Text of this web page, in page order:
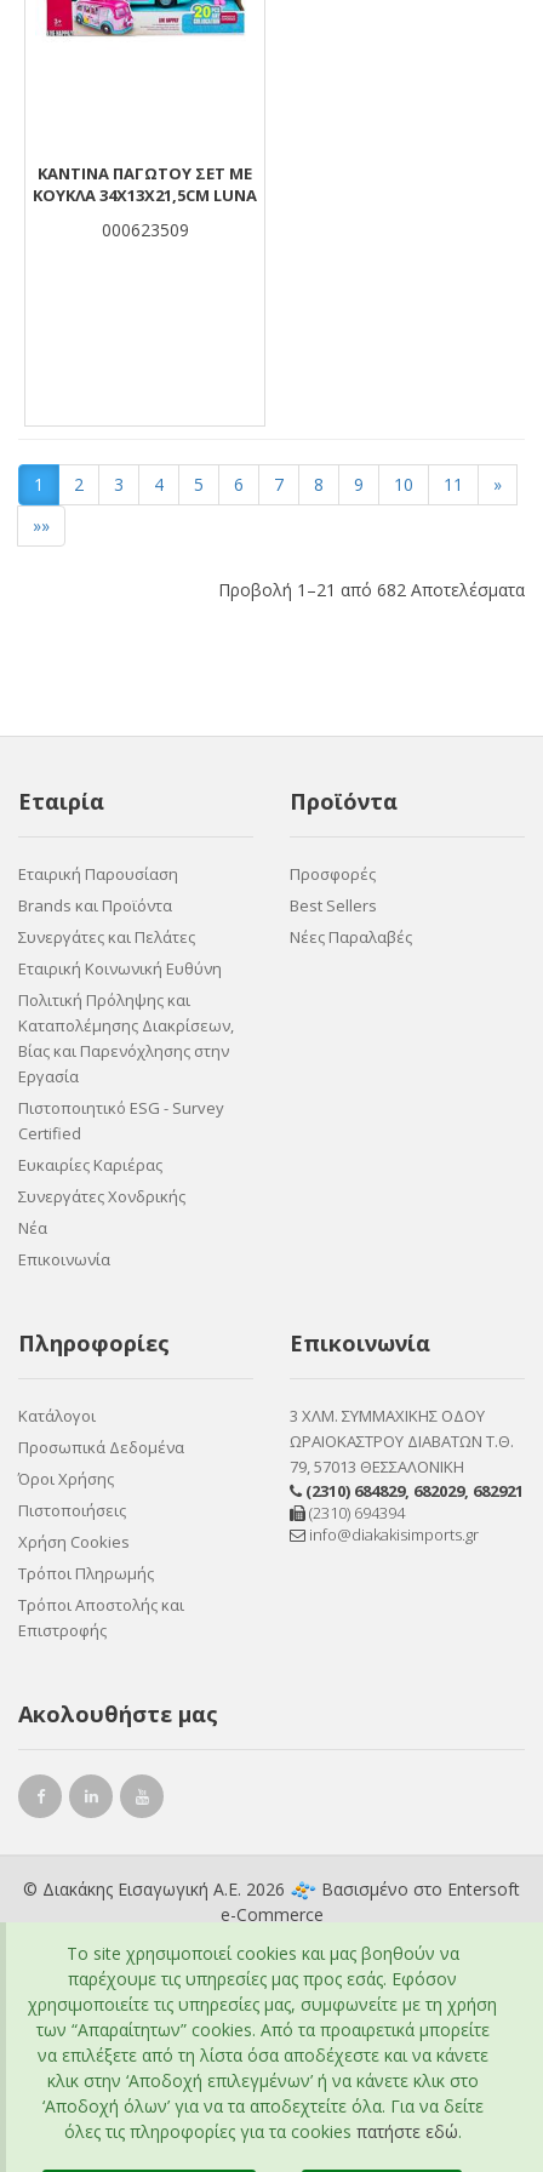
ΚΑΝΤΙΝΑ ΠΑΓΩΤΟΥ ΣΕΤ ΜΕ
ΚΟΥΚΛΑ 34Χ13Χ21,5CM LUNA
000623509
1 2 3 4 5 6 7 8 9 10 11
»
»»
Προβολή 1–21 από 682 Αποτελέσματα
Εταιρία
Εταιρική Παρουσίαση
Brands και Προϊόντα
Συνεργάτες και Πελάτες
Εταιρική Κοινωνική Ευθύνη
Πολιτική Πρόληψης και
Καταπολέμησης Διακρίσεων,
Βίας και Παρενόχλησης στην
Εργασία
Πιστοποιητικό ESG - Survey
Certified
Ευκαιρίες Καριέρας
Συνεργάτες Χονδρικής
Νέα
Επικοινωνία
Προϊόντα
Προσφορές
Best Sellers
Νέες Παραλαβές
Πληροφορίες
Κατάλογοι
Προσωπικά Δεδομένα
Όροι Χρήσης
Πιστοποιήσεις
Χρήση Cookies
Τρόποι Πληρωμής
Τρόποι Αποστολής και
Επιστροφής
Επικοινωνία
3 ΧΛΜ. ΣΥΜΜΑΧΙΚΗΣ ΟΔΟΥ
ΩΡΑΙΟΚΑΣΤΡΟΥ ΔΙΑΒΑΤΩΝ Τ.Θ.
79, 57013 ΘΕΣΣΑΛΟΝΙΚΗ
(2310) 684829, 682029, 682921
(2310) 694394
info@diakakisimports.gr
Ακολουθήστε μας
© Διακάκης Εισαγωγική Α.Ε. 2026 Βασισμένο στο Entersoft
e-Commerce
To site χρησιμοποιεί cookies και μας βοηθούν να
παρέχουμε τις υπηρεσίες μας προς εσάς. Εφόσον
χρησιμοποιείτε τις υπηρεσίες μας, συμφωνείτε με τη χρήση
των “Απαραίτητων” cookies. Από τα προαιρετικά μπορείτε
να επιλέξετε από τη λίστα όσα αποδέχεστε και να κάνετε
κλικ στην ‘Αποδοχή επιλεγμένων’ ή να κάνετε κλικ στο
‘Αποδοχή όλων’ για να τα αποδεχτείτε όλα. Για να δείτε
όλες τις πληροφορίες για τα cookies πατήστε εδώ.